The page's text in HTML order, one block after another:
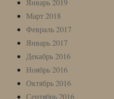
Январь 2019
Март 2018
Февраль 2017
Январь 2017
Декабрь 2016
Ноябрь 2016
Октябрь 2016
Сентябрь 2016